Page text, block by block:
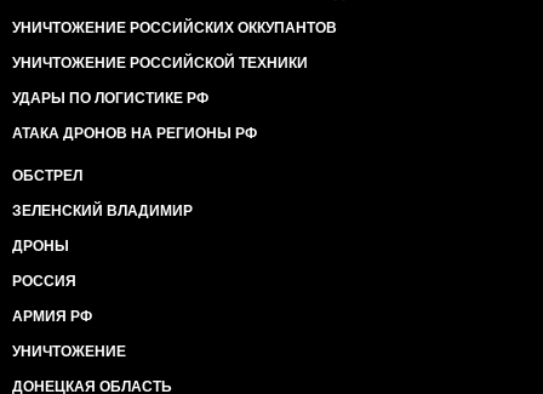
УНИЧТОЖЕНИЕ РОССИЙСКИХ ОККУПАНТОВ
УНИЧТОЖЕНИЕ РОССИЙСКОЙ ТЕХНИКИ
УДАРЫ ПО ЛОГИСТИКЕ РФ
АТАКА ДРОНОВ НА РЕГИОНЫ РФ
ОБСТРЕЛ
ЗЕЛЕНСКИЙ ВЛАДИМИР
ДРОНЫ
РОССИЯ
АРМИЯ РФ
УНИЧТОЖЕНИЕ
ДОНЕЦКАЯ ОБЛАСТЬ